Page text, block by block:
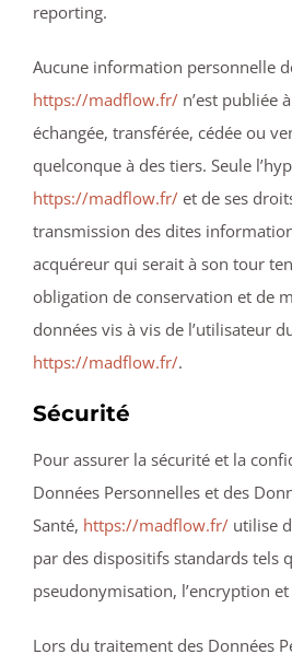
reporting.
Aucune information personnelle
https://madflow.fr/n’est publiée
échangée, transférée, cédée ou
quelconque à des tiers. Seule
https://madflow.fr/et de ses
transmission des dites
acquéreur qui serait à son tour
obligation de conservation et de
données vis à vis de l’utilisateur
https://madflow.fr/.
Sécurité
Pour assurer la sécurité et la
Données Personnelles et des
Santé, https://madflow.fr/utilise
par des dispositifs standards tels
pseudonymisation, l’encryption
Lors du traitement des Données